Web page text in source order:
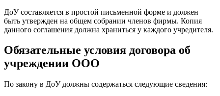
ДоУ составляется в простой письменной форме и должен
быть утвержден на общем собрании членов фирмы. Копия
данного соглашения должна храниться у каждого учредителя.
Обязательные условия договора об
учреждении ООО
По закону в ДоУ должны содержаться следующие сведения: